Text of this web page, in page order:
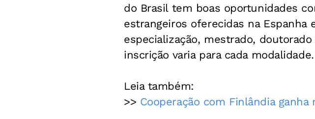
do Brasil tem boas oportunidades
estrangeiros oferecidas na Espanha
especialização, mestrado,
inscrição varia para cada modalidade.
Leia também:
>> Cooperação com Finlândia ganha